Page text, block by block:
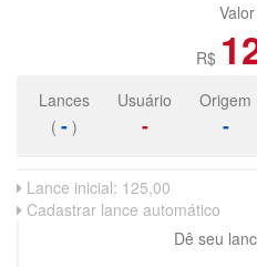
R$
Lances
( - )
Usuário
-
Origem
-
Lance inicial: 125,00
Cadastrar lance automático
Dê seu